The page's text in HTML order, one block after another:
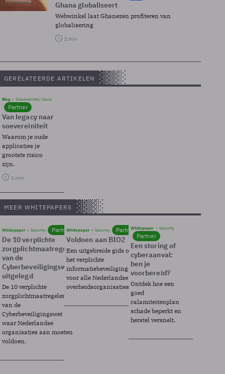
Ghana globaliseert
Webwinkel laat Ghanezen profiteren van
globalisering
2 min
GERELATEERDE ARTIKELEN
Blog Soevereinteit, Cloud
Partner
Van legacy naar
soevereiniteit
Waarom je oude
applicaties je
grootste risico
zijn.
1 min
MEER WHITEPAPERS
Whitepaper Security Partner
De 10 verplichte
zorgplichtmaatregelen
van de
Cyberbeveiligingswet
uitgelegd
De 10 verplichte
zorgplichtmaatregelen
van de
Cyberbeveiligingswet
waar Nederlandse
organisaties aan moeten
voldoen.
Whitepaper Security Partner
Voldoen aan BIO2
Een uitgebreide gids over BIO2,
het verplichte
informatiebeveiligingsframework
voor alle Nederlandse
overheidsorganisaties.
Whitepaper Security
Partner
Een storing of
cyberaanval:
ben je
voorbereid?
Ontdek hoe een
goed
calamiteitenplan
schade beperkt en
herstel versnelt.